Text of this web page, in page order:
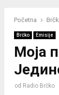
Početna
Brčko Emisije
Моја
od Radio Brčko